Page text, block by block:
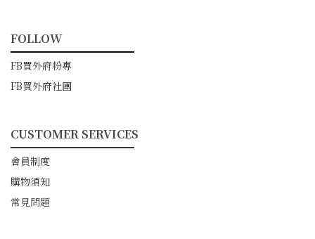
FOLLOW
━━━━━━━━━━━
FB買外府粉專
FB買外府社團
CUSTOMER SERVICES
━━━━━━━━━━━
會員制度
購物須知
常見問題